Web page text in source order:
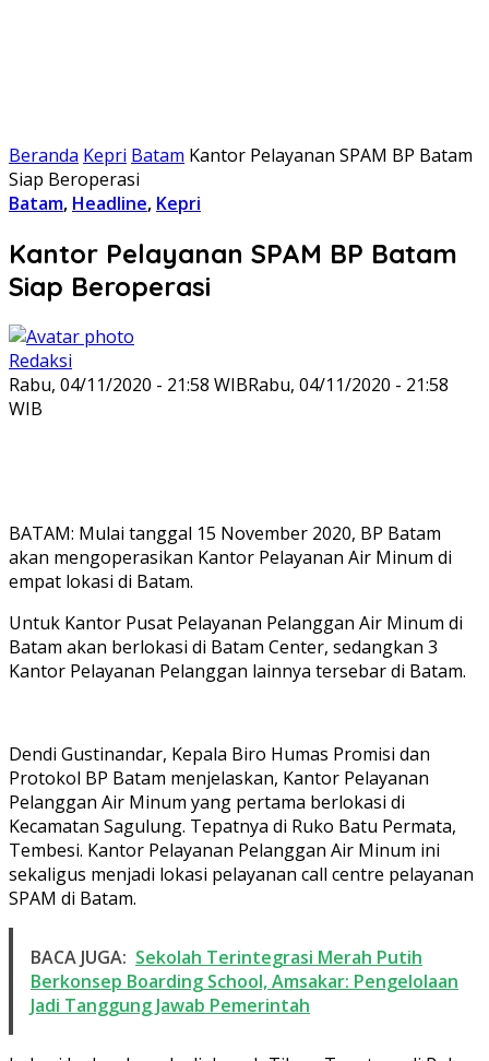
Beranda Kepri Batam Kantor Pelayanan SPAM BP Batam
Siap Beroperasi
Batam, Headline, Kepri
Kantor Pelayanan SPAM BP Batam
Siap Beroperasi
Redaksi
Rabu, 04/11/2020 - 21:58 WIBRabu, 04/11/2020 - 21:58
WIB
BATAM: Mulai tanggal 15 November 2020, BP Batam
akan mengoperasikan Kantor Pelayanan Air Minum di
empat lokasi di Batam.
Untuk Kantor Pusat Pelayanan Pelanggan Air Minum di
Batam akan berlokasi di Batam Center, sedangkan 3
Kantor Pelayanan Pelanggan lainnya tersebar di Batam.
Dendi Gustinandar, Kepala Biro Humas Promisi dan
Protokol BP Batam menjelaskan, Kantor Pelayanan
Pelanggan Air Minum yang pertama berlokasi di
Kecamatan Sagulung. Tepatnya di Ruko Batu Permata,
Tembesi. Kantor Pelayanan Pelanggan Air Minum ini
sekaligus menjadi lokasi pelayanan call centre pelayanan
SPAM di Batam.
BACA JUGA: Sekolah Terintegrasi Merah Putih
Berkonsep Boarding School, Amsakar: Pengelolaan
Jadi Tanggung Jawab Pemerintah